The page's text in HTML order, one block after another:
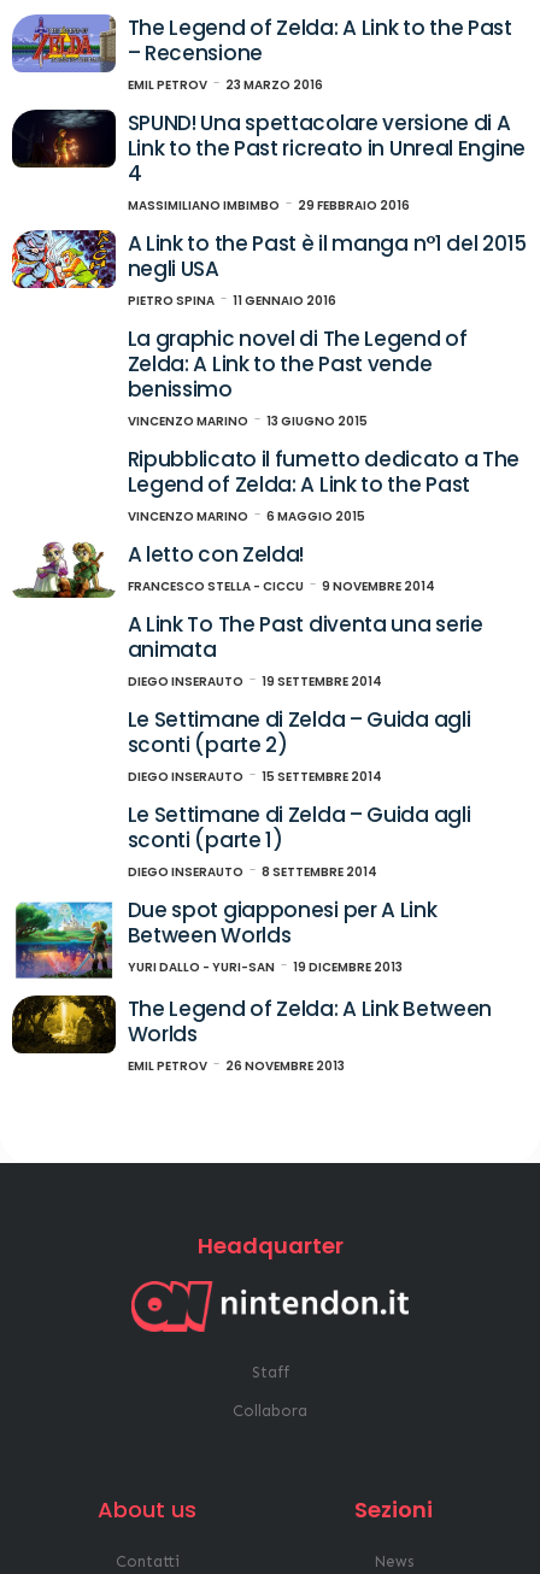
The Legend of Zelda: A Link to the Past
– Recensione
EMIL PETROV 23 MARZO 2016
SPUND! Una spettacolare versione di A
Link to the Past ricreato in Unreal Engine
4
MASSIMILIANO IMBIMBO 29 FEBBRAIO 2016
A Link to the Past è il manga n°1 del 2015
negli USA
PIETRO SPINA 11 GENNAIO 2016
La graphic novel di The Legend of
Zelda: A Link to the Past vende
benissimo
VINCENZO MARINO 13 GIUGNO 2015
Ripubblicato il fumetto dedicato a The
Legend of Zelda: A Link to the Past
VINCENZO MARINO 6 MAGGIO 2015
A letto con Zelda!
FRANCESCO STELLA - CICCU 9 NOVEMBRE 2014
A Link To The Past diventa una serie
animata
DIEGO INSERAUTO 19 SETTEMBRE 2014
Le Settimane di Zelda – Guida agli
sconti (parte 2)
DIEGO INSERAUTO 15 SETTEMBRE 2014
Le Settimane di Zelda – Guida agli
sconti (parte 1)
DIEGO INSERAUTO 8 SETTEMBRE 2014
Due spot giapponesi per A Link
Between Worlds
YURI DALLO - YURI-SAN 19 DICEMBRE 2013
The Legend of Zelda: A Link Between
Worlds
EMIL PETROV 26 NOVEMBRE 2013
Headquarter
Staff
Collabora
About us
Contatti
Sezioni
News